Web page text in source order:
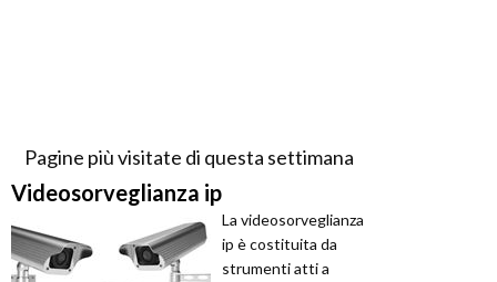
Pagine più visitate di questa settimana
Videosorveglianza ip
La videosorveglianza
ip è costituita da
strumenti atti a